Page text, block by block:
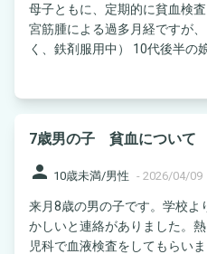
母子ともに、定期的に貧血検
宮筋腫による過多月経ですが
く、鉄剤服用中） 10代後半の娘
7歳男の子 貧血について
person 10歳未満/男性 - 2026/04/09
来月8歳の男の子です。学校よ
かしいと連絡がありました。
児科で血液検査をしてもらいま